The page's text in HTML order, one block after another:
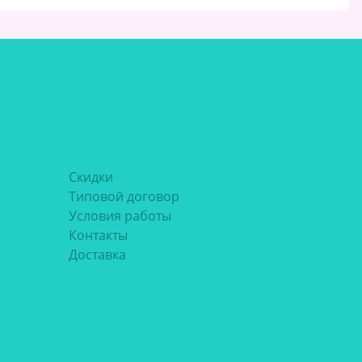
Скидки
Типовой договор
Условия работы
Контакты
Доставка